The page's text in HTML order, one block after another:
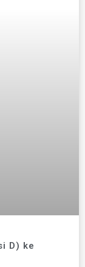
D) ke